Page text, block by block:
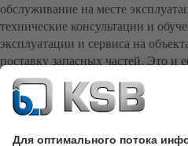
обслуживание на месте
технические консультации и
эксплуатации и сервиса на
поставку запасных частей. Это и
непосредственно от производителя.